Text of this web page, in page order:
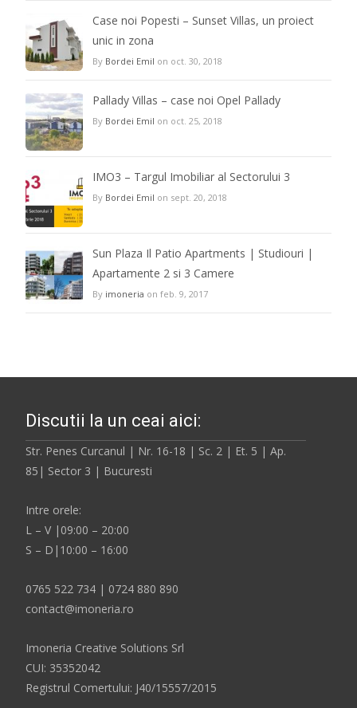
Case noi Popesti – Sunset Villas, un proiect
unic in zona
By Bordei Emil on oct. 30, 2018
Pallady Villas – case noi Opel Pallady
By Bordei Emil on oct. 25, 2018
IMO3 – Targul Imobiliar al Sectorului 3
By Bordei Emil on sept. 20, 2018
Sun Plaza Il Patio Apartments | Studiouri |
Apartamente 2 si 3 Camere
By imoneria on feb. 9, 2017
Discutii la un ceai aici:
Str. Penes Curcanul | Nr. 16-18 | Sc. 2 | Et. 5 | Ap.
85| Sector 3 | Bucuresti
Intre orele:
L – V |09:00 – 20:00
S – D|10:00 – 16:00
0765 522 734 | 0724 880 890
contact@imoneria.ro
Imoneria Creative Solutions Srl
CUI: 35352042
Registrul Comertului: J40/15557/2015